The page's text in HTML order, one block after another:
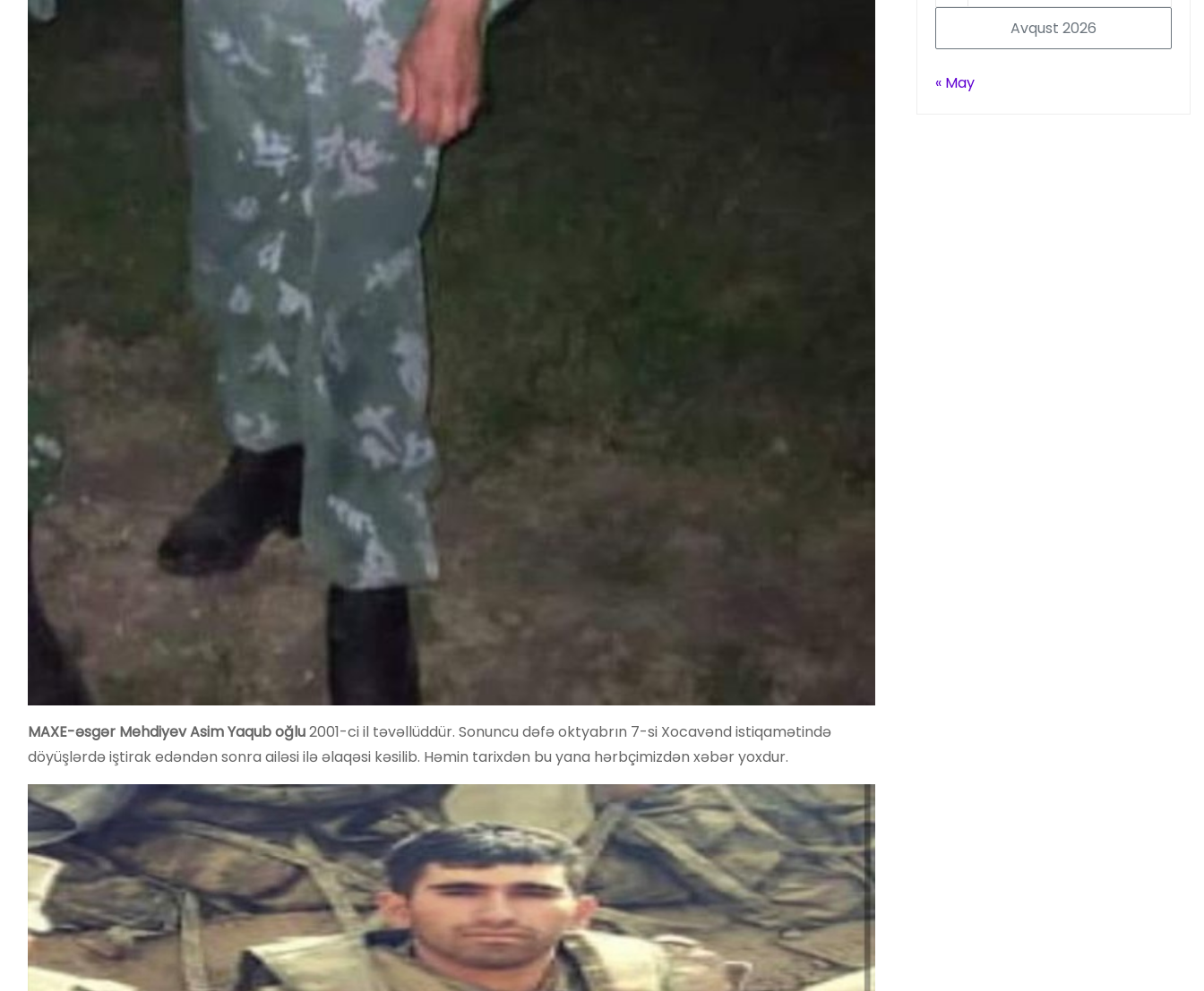
MAXE-əsgər Mehdiyev Asim Yaqub oğlu2001-ci il təvəllüddür. Sonuncu dəfə oktyabrın 7-si Xocavənd istiqamətində
döyüşlərdə iştirak edəndən sonra ailəsi ilə əlaqəsi kəsilib. Həmin tarixdən bu yana hərbçimizdən xəbər yoxdur.
Avqust 2026
« May